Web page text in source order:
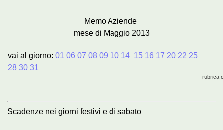
Memo Aziende
mese di Maggio 2013
vai al giorno: 01 06 07 08 09 10 14 15 16 17 20 22 25
28 30 31
rubrica
Scadenze nei giorni festivi e di sabato